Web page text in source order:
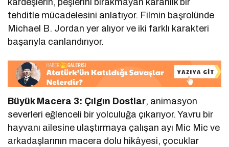
tehditle mücadelesini anlatıyor. Filmin başrolünde
Michael B. Jordan yer alıyor ve iki farklı karakteri
başarıyla canlandırıyor.
Büyük Macera 3: Çılgın Dostlar, animasyon
severleri eğlenceli bir yolculuğa çıkarıyor. Yavru bir
hayvanı ailesine ulaştırmaya çalışan ayı Mic Mic ve
arkadaşlarının macera dolu hikâyesi, çocuklar